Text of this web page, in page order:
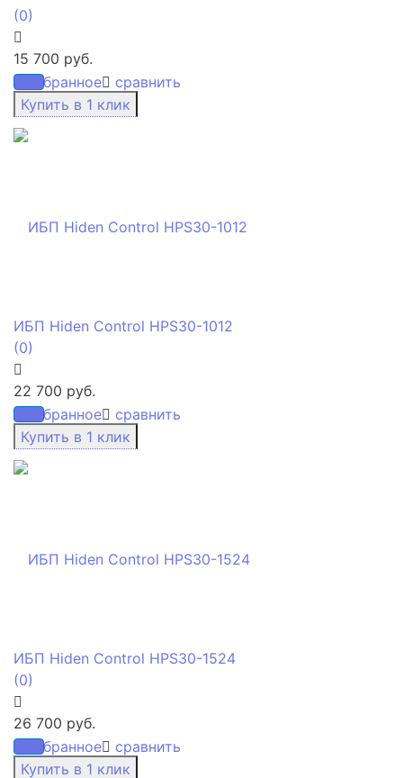
избранное сравнить
(0)
15 700 руб.
избранное сравнить
ИБП Hiden Control HPS30-1012
(0)
22 700 руб.
избранное сравнить
ИБП Hiden Control HPS30-1524
(0)
26 700 руб.